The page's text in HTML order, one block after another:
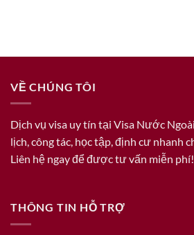
VỀ CHÚNG TÔI
Dịch vụ visa uy tín tại Visa Nước
lịch, công tác, học tập, định cư nhanh
Liên hệ ngay để được tư vấn miễn phí!
THÔNG TIN HỖ TRỢ